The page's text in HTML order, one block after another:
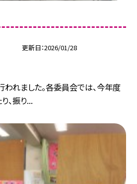
更新日 2026/01/28
れました。各委員会では、今年度
、振り...